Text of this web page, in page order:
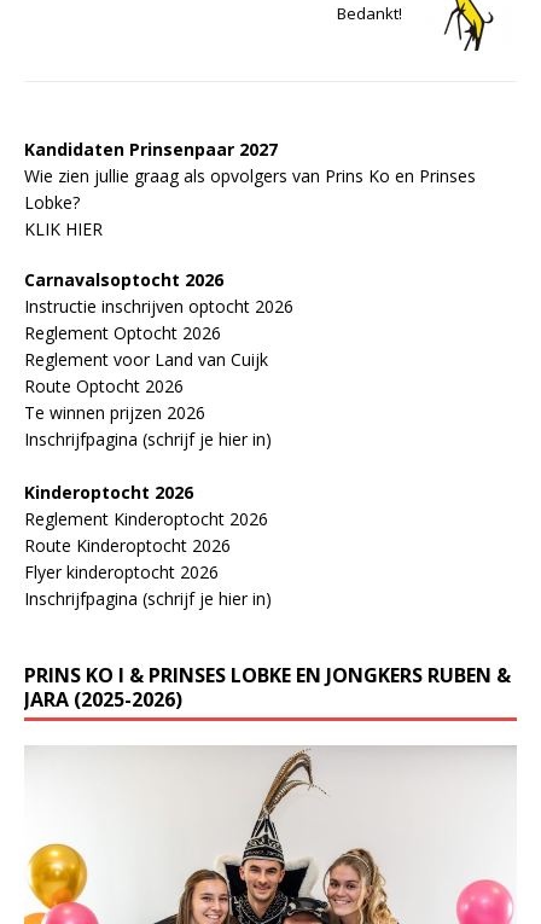
Bedankt!
Kandidaten Prinsenpaar 2027
Wie zien jullie graag als opvolgers van Prins Ko en Prinses
Lobke?
KLIK HIER
Carnavalsoptocht 2026
Instructie inschrijven optocht 2026
Reglement Optocht 2026
Reglement voor Land van Cuijk
Route Optocht 2026
Te winnen prijzen 2026
Inschrijfpagina (schrijf je hier in)
Kinderoptocht 2026
Reglement Kinderoptocht 2026
Route Kinderoptocht 2026
Flyer kinderoptocht 2026
Inschrijfpagina (schrijf je hier in)
PRINS KO I & PRINSES LOBKE EN JONGKERS RUBEN &
JARA (2025-2026)